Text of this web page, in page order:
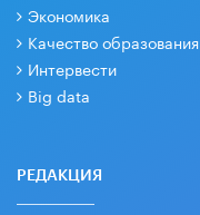
Экономика
Качество образования
Интервести
Big data
РЕДАКЦИЯ